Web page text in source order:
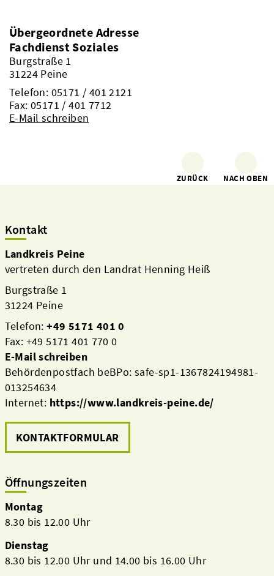
Übergeordnete Adresse
Fachdienst Soziales
Burgstraße 1
31224 Peine
Telefon: 05171 / 401 2121
Fax: 05171 / 401 7712
E-Mail schreiben
ZURÜCK NACH OBEN
Kontakt
Landkreis Peine
vertreten durch den Landrat Henning Heiß
Burgstraße 1
31224 Peine
Telefon:+49 5171 401 0
Fax: +49 5171 401 770 0
E-Mail schreiben
Behördenpostfach beBPo: safe-sp1-1367824194981-
013254634
Internet: https://www.landkreis-peine.de/
KONTAKTFORMULAR
Öffnungszeiten
Montag
8.30 bis 12.00 Uhr
Dienstag
8.30 bis 12.00 Uhr und 14.00 bis 16.00 Uhr